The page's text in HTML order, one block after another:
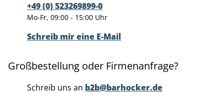
+49 (0) 523269899-0
Mo-Fr, 09:00 - 15:00 Uhr
Schreib mir eine E-Mail
Großbestellung oder Firmenanfrage?
Schreib uns an b2b@barhocker.de